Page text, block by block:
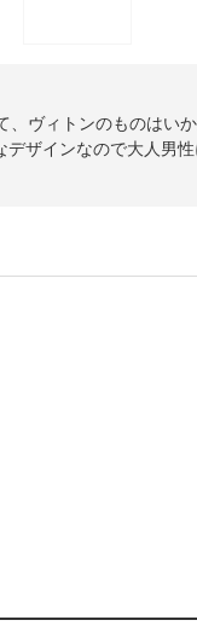
、ヴィトンのものはい
ザインなので大人男